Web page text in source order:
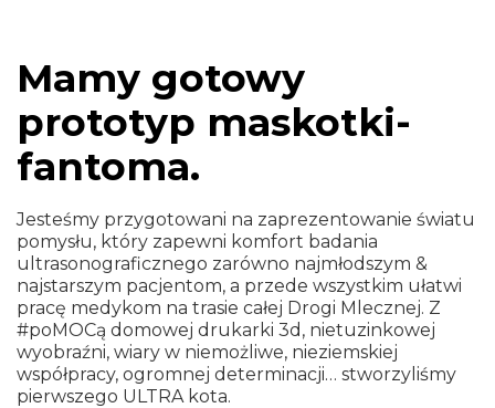
Mamy gotowy
prototyp maskotki-
fantoma.
Jesteśmy przygotowani na zaprezentowanie światu
pomysłu, który zapewni komfort badania
ultrasonograficznego zarówno najmłodszym &
najstarszym pacjentom, a przede wszystkim ułatwi
pracę medykom na trasie całej Drogi Mlecznej. Z
#poMOCą domowej drukarki 3d, nietuzinkowej
wyobraźni, wiary w niemożliwe, nieziemskiej
współpracy, ogromnej determinacji… stworzyliśmy
pierwszego ULTRA kota.